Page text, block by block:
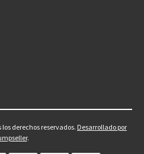
derechos reservados. Desarrollado por
.